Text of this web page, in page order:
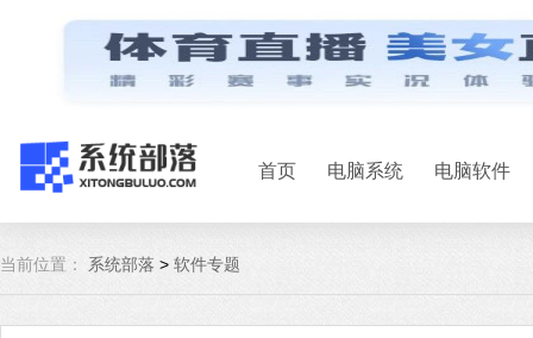
首页 电脑系统 电脑软件
当前位置： 系统部落 > 软件专题